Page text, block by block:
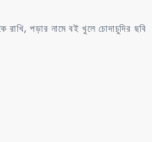
রাখি, পড়ার নামে বই খুলে চোদাচুদির ছবি